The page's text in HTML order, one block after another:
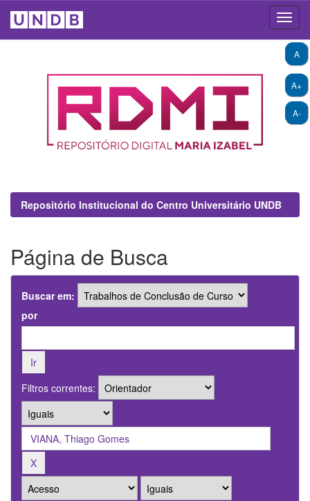
A+
A-
A
Repositório Institucional do Centro Universitário UNDB
Página de Busca
Buscar em:
por
Filtros correntes: